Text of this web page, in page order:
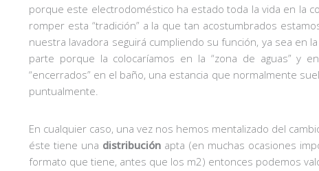
porque este electrodoméstico ha estado toda la vida en la
romper esta “tradición” a la que tan acostumbrados
nuestra lavadora seguirá cumpliendo su función, ya sea en
parte porque la colocaríamos en la “zona de aguas” y
“encerrados” en el baño, una estancia que normalmente
puntualmente.
En cualquier caso, una vez nos hemos mentalizado del
éste tiene una distribución apta (en muchas ocasiones
formato que tiene, antes que los m2) entonces podemos